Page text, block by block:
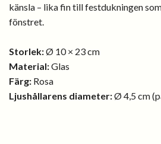
känsla – lika fin till festdukningen
fönstret.
Storlek:Ø 10 × 23 cm
Material:Glas
Färg: Rosa
Ljushållarens diameter:Ø 4,5 cm